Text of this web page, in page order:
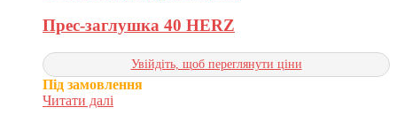
Прес-заглушка 40 HERZ
Увійдіть, щоб переглянути ціни
Під замовлення
Читати далі